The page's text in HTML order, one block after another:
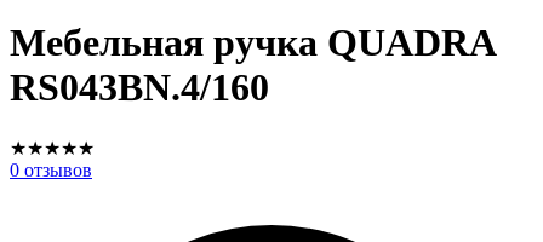
Мебельная ручка QUADRA
RS043BN.4/160
★★★★★
0 отзывов